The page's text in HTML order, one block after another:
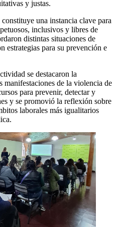
y justas.
una instancia clave para
inclusivos y libres de
distintas situaciones de
estrategias para su prevención e
se destacaron la
manifestaciones de la violencia de
para prevenir, detectar y
y se promovió la reflexión sobre
laborales más igualitarios